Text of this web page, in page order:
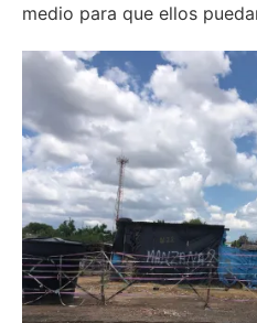
medio para que ellos